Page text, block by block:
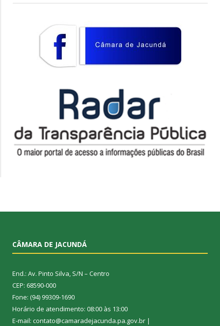
CÂMARA DE JACUNDÁ
End.: Av. Pinto Silva, S/N – Centro
CEP: 68590-000
Fone: (94) 99309-1690
Horário de atendimento: 08:00 às 13:00
E-mail: contato@camaradejacunda.pa.gov.br |